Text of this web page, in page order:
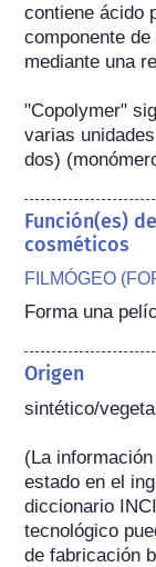
contiene ácido
componente
mediante una
"Copolymer"
varias
dos)
Función(es)
cosméticos
FILMÓGEO
Forma una
Origen
sintético/
(La
estado en el
diccionario
tecnológico
de fabricación